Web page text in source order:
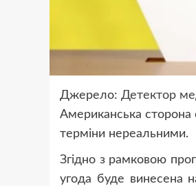
Джерело: Детектор
Американська сторона
терміни нереальними.
Згідно з рамковою
угода буде винесена